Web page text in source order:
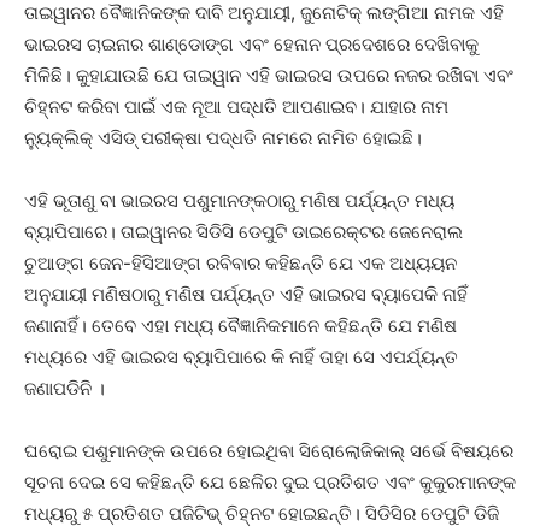
ତାଇୱାନର ବୈଜ୍ଞାନିକଙ୍କ ଦାବି ଅନୁଯାୟୀ, ଜୁନୋଟିକ୍ ଲଙ୍ଗିଆ ନାମକ ଏହି
ଭାଇରସ ଚାଇନାର ଶାଣ୍ଡୋଙ୍ଗ ଏବଂ ହେନାନ ପ୍ରଦେଶରେ ଦେଖିବାକୁ
ମିଳିଛି। କୁହାଯାଉଛି ଯେ ତାଇୱାନ ଏହି ଭାଇରସ ଉପରେ ନଜର ରଖିବା ଏବଂ
ଚିହ୍ନଟ କରିବା ପାଇଁ ଏକ ନୂଆ ପଦ୍ଧତି ଆପଣାଇବ। ଯାହାର ନାମ
ନ୍ୟୁକ୍ଲିକ୍ ଏସିଡ୍ ପରୀକ୍ଷା ପଦ୍ଧତି ନାମରେ ନାମିତ ହୋଇଛି।
ଏହି ଭୂତାଣୁ ବା ଭାଇରସ ପଶୁମାନଙ୍କଠାରୁ ମଣିଷ ପର୍ଯ୍ୟନ୍ତ ମଧ୍ୟ
ବ୍ୟାପିପାରେ। ତାଇୱାନର ସିଡିସି ଡେପୁଟି ଡାଇରେକ୍ଟର ଜେନେରାଲ
ଚୁଆଙ୍ଗ ଜେନ-ହିସିଆଙ୍ଗ ରବିବାର କହିଛନ୍ତି ଯେ ଏକ ଅଧ୍ୟୟନ
ଅନୁଯାୟୀ ମଣିଷଠାରୁ ମଣିଷ ପର୍ଯ୍ୟନ୍ତ ଏହି ଭାଇରସ ବ୍ୟାପେକି ନାହିଁ
ଜଣାନାହିଁ। ତେବେ ଏହା ମଧ୍ୟ ବୈଜ୍ଞାନିକମାନେ କହିଛନ୍ତି ଯେ ମଣିଷ
ମଧ୍ୟରେ ଏହି ଭାଇରସ ବ୍ୟାପିପାରେ କି ନାହିଁ ତାହା ସେ ଏପର୍ଯ୍ୟନ୍ତ
ଜଣାପଡିନି ।
ଘରୋଇ ପଶୁମାନଙ୍କ ଉପରେ ହୋଇଥିବା ସିରୋଲୋଜିକାଲ୍ ସର୍ଭେ ବିଷୟରେ
ସୂଚନା ଦେଇ ସେ କହିଛନ୍ତି ଯେ ଛେଳିର ଦୁଇ ପ୍ରତିଶତ ଏବଂ କୁକୁରମାନଙ୍କ
ମଧ୍ୟରୁ ୫ ପ୍ରତିଶତ ପଜିଟିଭ୍ ଚିହ୍ନଟ ହୋଇଛନ୍ତି। ସିଡିସିର ଡେପୁଟି ଡିଜି